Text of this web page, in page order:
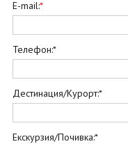
ФИРМЕНИ
0700 144 34
ПОСЛЕДВАЙТЕ НИ
E-mail:*
Телефон:*
Дестинация/Курорт:*
Екскурзия/Почивка:*